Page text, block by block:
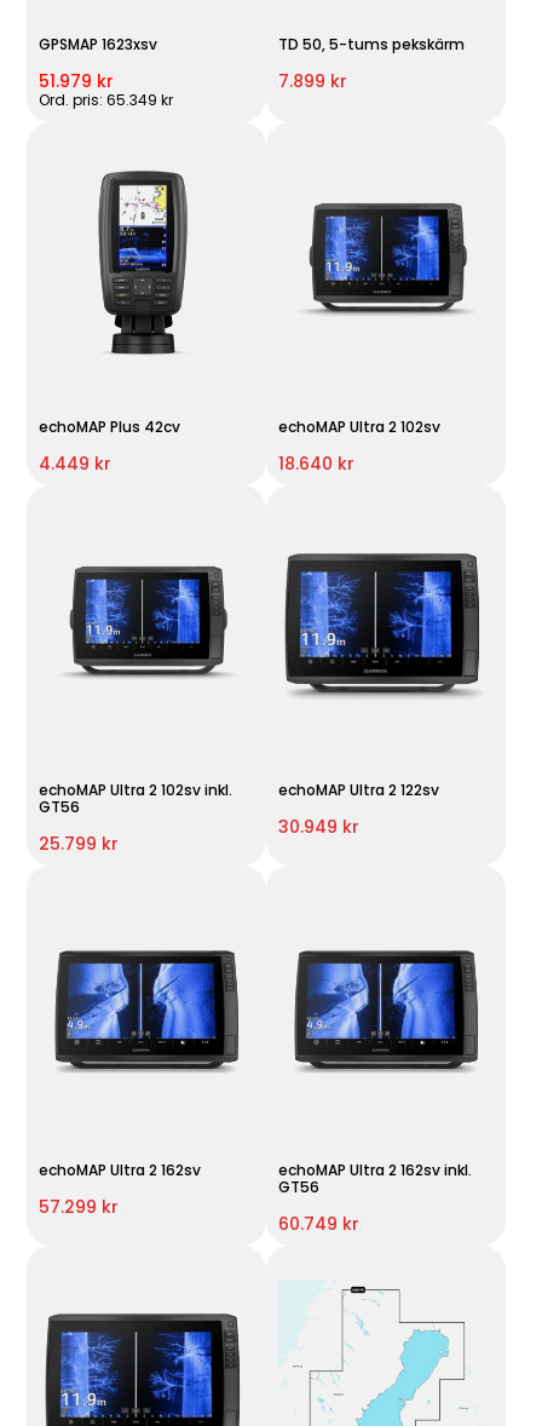
GPSMAP 1623xsv
51.979 kr
Ord. pris: 65.349 kr
TD 50, 5-tums pekskärm
7.899 kr
echoMAP Plus 42cv
4.449 kr
echoMAP Ultra 2 102sv
18.640 kr
echoMAP Ultra 2 102sv inkl.
GT56
25.799 kr
echoMAP Ultra 2 122sv
30.949 kr
echoMAP Ultra 2 162sv
57.299 kr
echoMAP Ultra 2 162sv inkl.
GT56
60.749 kr